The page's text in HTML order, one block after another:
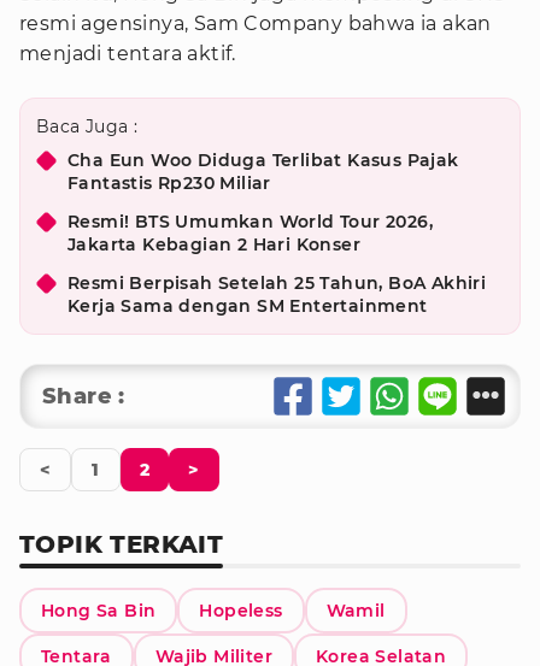
resmi agensinya, Sam Company bahwa ia akan
menjadi tentara aktif.
Baca Juga :
Cha Eun Woo Diduga Terlibat Kasus Pajak
Fantastis Rp230 Miliar
Resmi! BTS Umumkan World Tour 2026,
Jakarta Kebagian 2 Hari Konser
Resmi Berpisah Setelah 25 Tahun, BoA Akhiri
Kerja Sama dengan SM Entertainment
Share :
< 1 2 >
TOPIK TERKAIT
Hong Sa Bin Hopeless Wamil
Tentara Wajib Militer Korea Selatan